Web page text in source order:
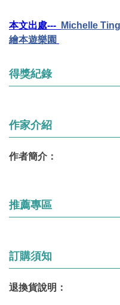
本文出處---
Michelle
繪本遊樂園
得獎紀錄
作家介紹
作者簡介：
推薦專區
訂購須知
退換貨說明：